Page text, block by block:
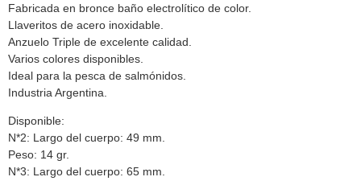
Fabricada en bronce baño electrolítico de color.
Llaveritos de acero inoxidable.
Anzuelo Triple de excelente calidad.
Varios colores disponibles.
Ideal para la pesca de salmónidos.
Industria Argentina.
Disponible:
N*2: Largo del cuerpo: 49 mm.
Peso: 14 gr.
N*3: Largo del cuerpo: 65 mm.